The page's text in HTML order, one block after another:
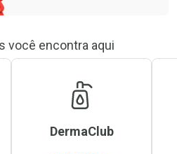
você encontra aqui
DermaClub